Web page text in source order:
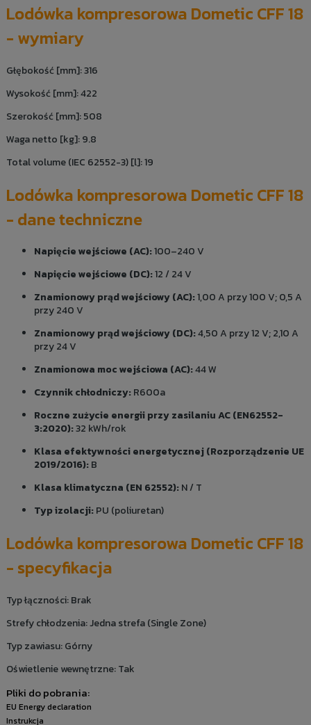
Lodówka kompresorowa Dometic CFF 18
- wymiary
Głębokość [mm]: 316
Wysokość [mm]: 422
Szerokość [mm]: 508
Waga netto [kg]: 9.8
Total volume (IEC 62552-3) [l]: 19
Lodówka kompresorowa Dometic CFF 18
- dane techniczne
Napięcie wejściowe (AC):100–240 V
Napięcie wejściowe (DC):12 / 24 V
Znamionowy prąd wejściowy (AC):1,00 A przy 100 V; 0,5 A
przy 240 V
Znamionowy prąd wejściowy (DC):4,50 A przy 12 V; 2,10 A
przy 24 V
Znamionowa moc wejściowa (AC):44 W
Czynnik chłodniczy:R600a
Roczne zużycie energii przy zasilaniu AC (EN62552-
3:2020):32 kWh/rok
Klasa efektywności energetycznej (Rozporządzenie UE
2019/2016):B
Klasa klimatyczna (EN 62552):N / T
Typ izolacji:PU (poliuretan)
Lodówka kompresorowa Dometic CFF 18
- specyfikacja
Typ łączności: Brak
Strefy chłodzenia: Jedna strefa (Single Zone)
Typ zawiasu: Górny
Oświetlenie wewnętrzne: Tak
Pliki do pobrania:
EU Energy declaration
Instrukcja